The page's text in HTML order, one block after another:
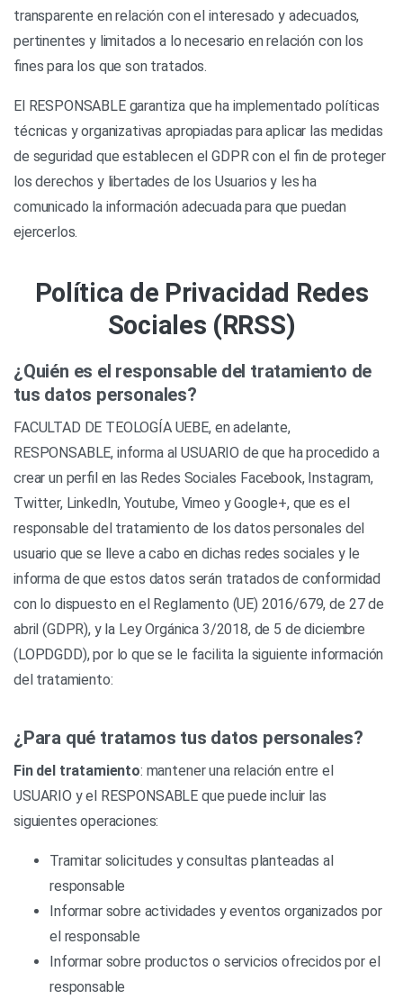
transparente en relación con el interesado y adecuados,
pertinentes y limitados a lo necesario en relación con los
fines para los que son tratados.
El RESPONSABLE garantiza que ha implementado políticas
técnicas y organizativas apropiadas para aplicar las medidas
de seguridad que establecen el GDPR con el fin de proteger
los derechos y libertades de los Usuarios y les ha
comunicado la información adecuada para que puedan
ejercerlos.
Política de Privacidad Redes
Sociales (RRSS)
¿Quién es el responsable del tratamiento de
tus datos personales?
FACULTAD DE TEOLOGÍA UEBE, en adelante,
RESPONSABLE, informa al USUARIO de que ha procedido a
crear un perfil en las Redes Sociales Facebook, Instagram,
Twitter, LinkedIn, Youtube, Vimeo y Google+, que es el
responsable del tratamiento de los datos personales del
usuario que se lleve a cabo en dichas redes sociales y le
informa de que estos datos serán tratados de conformidad
con lo dispuesto en el Reglamento (UE) 2016/679, de 27 de
abril (GDPR), y la Ley Orgánica 3/2018, de 5 de diciembre
(LOPDGDD), por lo que se le facilita la siguiente información
del tratamiento:
¿Para qué tratamos tus datos personales?
Fin del tratamiento: mantener una relación entre el
USUARIO y el RESPONSABLE que puede incluir las
siguientes operaciones:
Tramitar solicitudes y consultas planteadas al
responsable
Informar sobre actividades y eventos organizados por
el responsable
Informar sobre productos o servicios ofrecidos por el
responsable